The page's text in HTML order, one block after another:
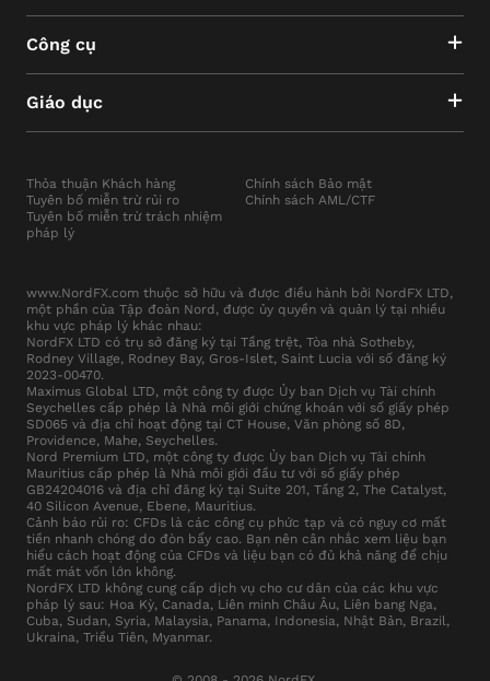
Công cụ
Giáo dục
Thỏa thuận Khách hàng
Tuyên bố miễn trừ rủi ro
Tuyên bố miễn trừ trách nhiệm
pháp lý
Chính sách Bảo mật
Chính sách AML/CTF
www.NordFX.com thuộc sở hữu và được điều hành bởi NordFX LTD,
một phần của Tập đoàn Nord, được ủy quyền và quản lý tại nhiều
khu vực pháp lý khác nhau:
NordFX LTD có trụ sở đăng ký tại Tầng trệt, Tòa nhà Sotheby,
Rodney Village, Rodney Bay, Gros-Islet, Saint Lucia với số đăng ký
2023-00470.
Maximus Global LTD, một công ty được Ủy ban Dịch vụ Tài chính
Seychelles cấp phép là Nhà môi giới chứng khoán với số giấy phép
SD065 và địa chỉ hoạt động tại CT House, Văn phòng số 8D,
Providence, Mahe, Seychelles.
Nord Premium LTD, một công ty được Ủy ban Dịch vụ Tài chính
Mauritius cấp phép là Nhà môi giới đầu tư với số giấy phép
GB24204016 và địa chỉ đăng ký tại Suite 201, Tầng 2, The Catalyst,
40 Silicon Avenue, Ebene, Mauritius.
Cảnh báo rủi ro: CFDs là các công cụ phức tạp và có nguy cơ mất
tiền nhanh chóng do đòn bẩy cao. Bạn nên cân nhắc xem liệu bạn
hiểu cách hoạt động của CFDs và liệu bạn có đủ khả năng để chịu
mất mát vốn lớn không.
NordFX LTD không cung cấp dịch vụ cho cư dân của các khu vực
pháp lý sau: Hoa Kỳ, Canada, Liên minh Châu Âu, Liên bang Nga,
Cuba, Sudan, Syria, Malaysia, Panama, Indonesia, Nhật Bản, Brazil,
Ukraina, Triều Tiên, Myanmar.